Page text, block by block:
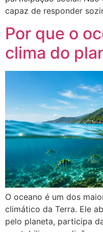
capaz de responder
Por que o
clima do
O oceano é um dos
climático da Terra. Ele
pelo planeta, participa